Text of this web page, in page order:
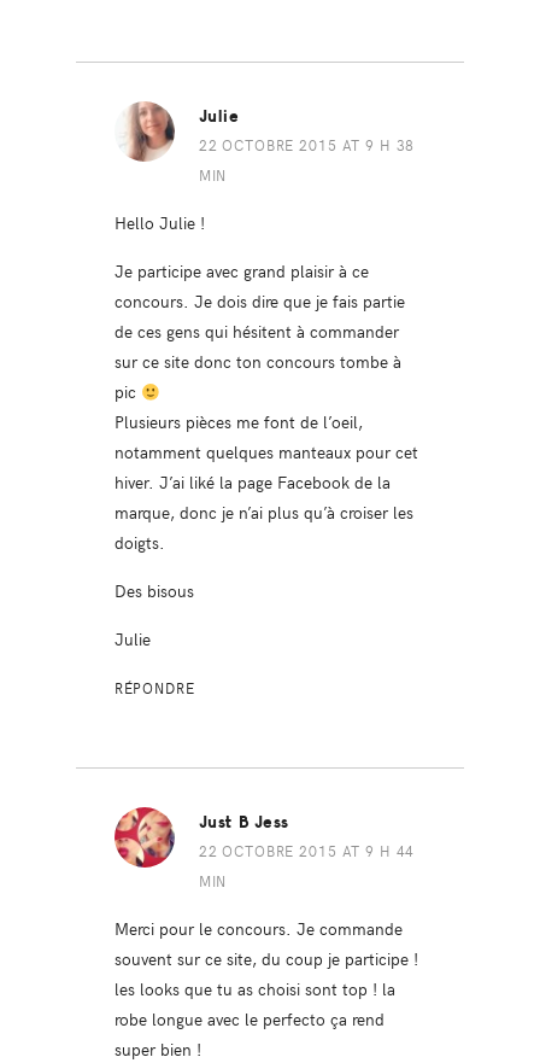
Julie
22 OCTOBRE 2015 AT 9 H 38
MIN
Hello Julie !
Je participe avec grand plaisir à ce
concours. Je dois dire que je fais partie
de ces gens qui hésitent à commander
sur ce site donc ton concours tombe à
pic
Plusieurs pièces me font de l’oeil,
notamment quelques manteaux pour cet
hiver. J’ai liké la page Facebook de la
marque, donc je n’ai plus qu’à croiser les
doigts.
Des bisous
Julie
RÉPONDRE
Just B Jess
22 OCTOBRE 2015 AT 9 H 44
MIN
Merci pour le concours. Je commande
souvent sur ce site, du coup je participe !
les looks que tu as choisi sont top ! la
robe longue avec le perfecto ça rend
super bien !